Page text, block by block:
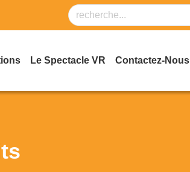
Le Spectacle VR Contactez-Nous